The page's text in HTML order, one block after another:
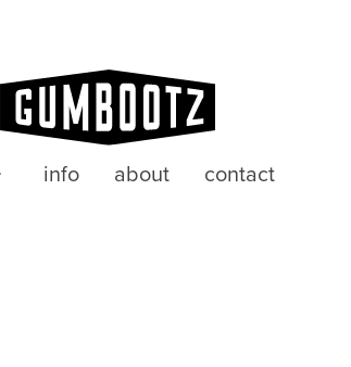
info about contact